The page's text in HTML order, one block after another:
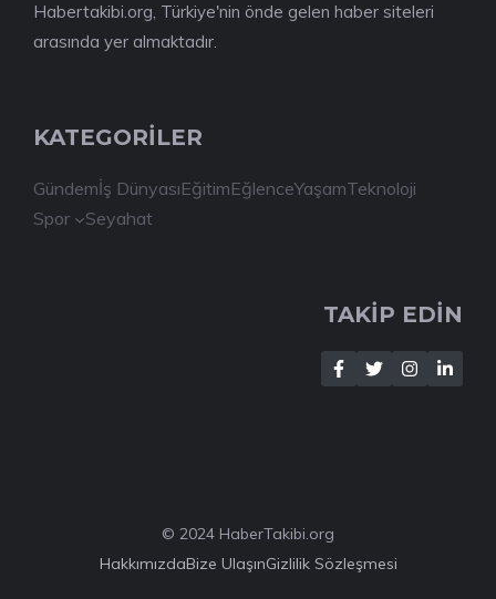
Habertakibi.org, Türkiye'nin önde gelen haber siteleri
arasında yer almaktadır.
KATEGORİLER
Gündemİş DünyasıEğitimEğlenceYaşamTeknoloji
Spor
Seyahat
TAKİP EDİN
© 2024 HaberTakibi.org
HakkımızdaBize UlaşınGizlilik Sözleşmesi